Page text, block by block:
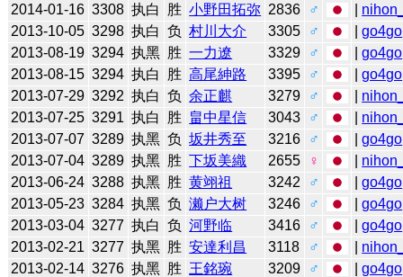
2014-01-16 3308 执白 胜 小野田拓弥 2836 ♂
2013-10-05 3298 执白 负 村川大介 3305 ♂ |go4go
2013-08-19 3294 执黑 胜 一力遼 3329 ♂ |go4go
2013-08-15 3294 执白 胜 高尾紳路 3395 ♂ |go4go
2013-07-29 3292 执白 负 余正麒 3279 ♂
2013-07-25 3291 执白 胜 畠中星信 3043 ♂
2013-07-07 3289 执黑 负 坂井秀至 3216 ♂ |go4go
2013-07-04 3289 执黑 胜 下坂美織 2655 ♀
2013-06-24 3288 执黑 胜 黄翊祖 3242 ♂ |go4go
2013-05-23 3284 执黑 负 濑户大树 3246 ♂ |go4go
2013-03-04 3277 执白 负 河野临 3416 ♂ |go4go
2013-02-21 3277 执黑 胜 安達利昌 3118 ♂
2013-02-14 3276 执黑 胜 王銘琬 3209 ♂ |go4go